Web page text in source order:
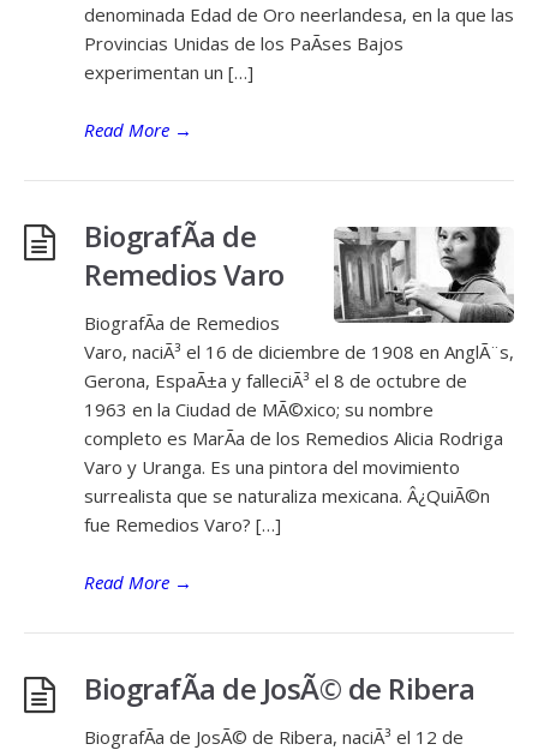
denominada Edad de Oro neerlandesa, en la que las
Provincias Unidas de los PaÃ­ses Bajos
experimentan un […]
Read More →
BiografÃ­a de
Remedios Varo
BiografÃ­a de Remedios
Varo, naciÃ³ el 16 de diciembre de 1908 en AnglÃ¨s,
Gerona, EspaÃ±a y falleciÃ³ el 8 de octubre de
1963 en la Ciudad de MÃ©xico; su nombre
completo es MarÃ­a de los Remedios Alicia Rodriga
Varo y Uranga. Es una pintora del movimiento
surrealista que se naturaliza mexicana. Â¿QuiÃ©n
fue Remedios Varo? […]
Read More →
BiografÃ­a de JosÃ© de Ribera
BiografÃ­a de JosÃ© de Ribera, naciÃ³ el 12 de